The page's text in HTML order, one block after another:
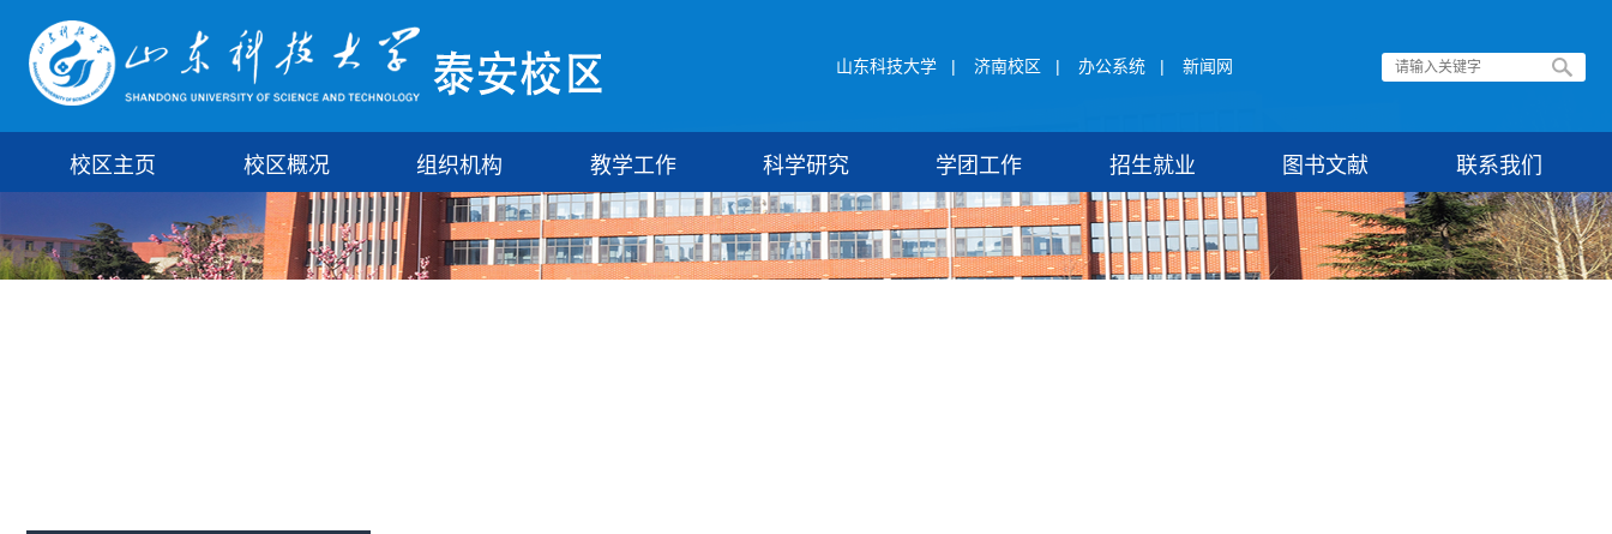
山东科技大学 | 济南校区 | 办公系统 | 新闻网
校区主页 校区概况 组织机构 教学工作 科学研究 学团工作 招生就业 图书文献 联系我们